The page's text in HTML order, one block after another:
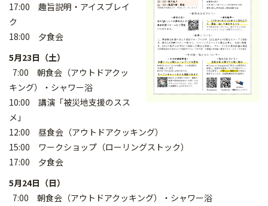
17:00 趣旨説明・アイスブレイ
ク
18:00 夕食会
5月23日（土）
7:00 朝食会（アウトドアクッ
キング）・シャワー浴
10:00 講演「被災地支援のスス
メ」
12:00 昼食会（アウトドアクッキング）
15:00 ワークショップ（ローリングストック）
17:00 夕食会
5月24日（日）
7:00 朝食会（アウトドアクッキング）・シャワー浴